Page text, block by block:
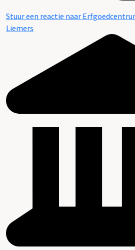
Stuur een reactie naar
Liemers